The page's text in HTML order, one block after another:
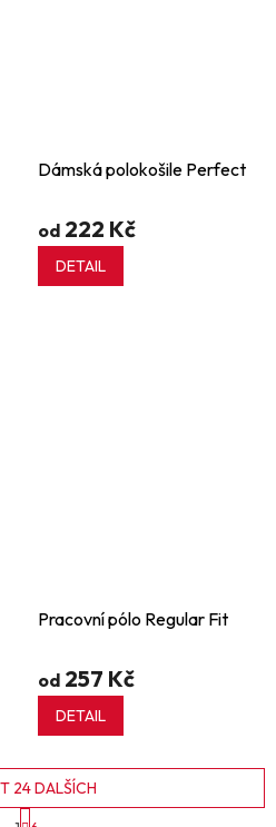
Dámská polokošile Perfect
od 222 Kč
DETAIL
Pracovní pólo Regular Fit
od 257 Kč
DETAIL
24 DALŠÍCH
S